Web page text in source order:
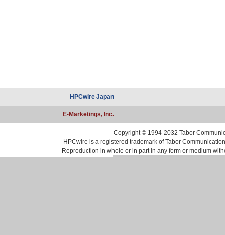
HPCwire Japan
E-Marketings, Inc.
Copyright © 1994-2032 Tabor
HPCwire is a registered trademark of Tabor
Reproduction in whole or in part in any form or medium